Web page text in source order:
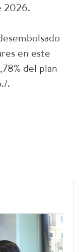
2026.
en este
del plan
.